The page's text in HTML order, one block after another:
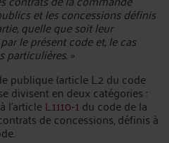
et les concessions définis
quelle que soit leur
le présent code et, le cas
particulières. »
publique (article L.2 du code
divisent en deux catégories :
l’articleL.1110-1du code de la
de concessions, définis à